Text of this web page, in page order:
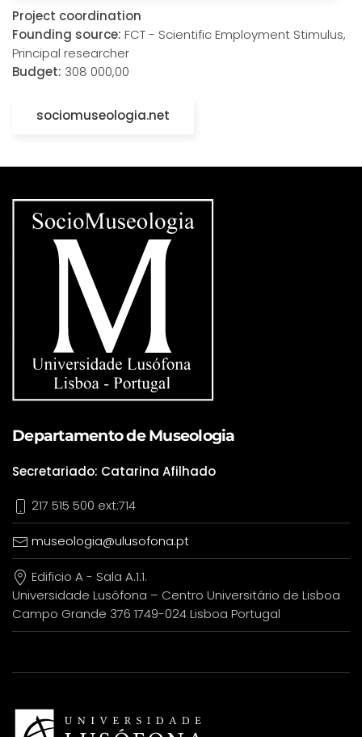
Project coordination
Founding source: FCT - Scientific Employment Stimulus,
Principal researcher
Budget: 308 000,00
sociomuseologia.net
Departamento de Museologia
Secretariado: Catarina Afilhado
217 515 500 ext:714
museologia@ulusofona.pt
Edificio A - Sala A.1.1.
Universidade Lusófona – Centro Universitário de Lisboa
Campo Grande 376 1749-024 Lisboa Portugal